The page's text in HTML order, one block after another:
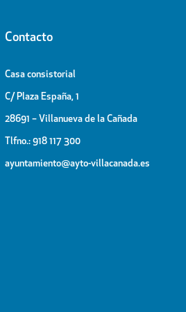
Contacto
Casa consistorial
C/ Plaza España, 1
28691 – Villanueva de la Cañada
Tlfno.: 918 117 300
ayuntamiento@ayto-villacanada.es